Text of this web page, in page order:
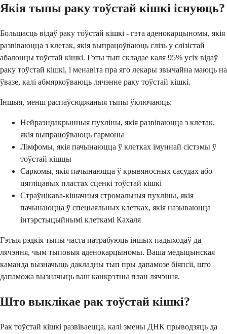
Якія тыпы раку тоўстай кішкі існуюць?
Большасць відаў раку тоўстай кішкі - гэта аденокарцыномы, якія
развіваюцца з клетак, якія выпрацоўваюць слізь у слізістай
абалонцы тоўстай кішкі. Гэты тып складае каля 95% усіх відаў
раку тоўстай кішкі, і менавіта пра яго лекары звычайна маюць на
ўвазе, калі абмяркоўваюць лячэнне раку тоўстай кішкі.
Іншыя, менш распаўсюджаныя тыпы ўключаюць:
Нейраэндакрынныя пухліны, якія развіваюцца з клетак,
якія выпрацоўваюць гармоны
Лімфомы, якія пачынаюцца ў клетках імуннай сістэмы ў
тоўстай кішцы
Саркомы, якія пачынаюцца ў крывяносных сасудах або
цягліцавых пластах сценкі тоўстай кішкі
Страўнікава-кішачныя стромальныя пухліны, якія
пачынаюцца ў спецыяльных клетках, якія называюцца
інтэрстыцыйнымі клеткамі Кахаля
Гэтыя рэдкія тыпы часта патрабуюць іншых падыходаў да
лячэння, чым тыповыя аденокарцыномы. Ваша медыцынская
каманда вызначыць дакладны тып пры дапамозе біяпсіі, што
дапаможа вызначыць ваш канкрэтны план лячэння.
Што выклікае рак тоўстай кішкі?
Рак тоўстай кішкі развіваецца, калі змены ДНК прыводзяць да